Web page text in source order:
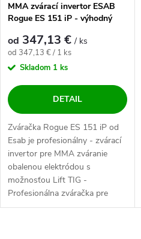
MMA zvárací invertor ESAB
Rogue ES 151 iP - výhodný
od 347,13 €/ ks
Jednotková cena:
od 347,13 € / 1 ks
Skladom 1 ks
DETAIL
Zváračka Rogue ES 151 iP od
Esab je profesionálny - zvárací
invertor pre MMA zváranie
obalenou elektródou s
možnosťou Lift TIG -
Profesionálna zváračka pre
obalenú elektródu,...